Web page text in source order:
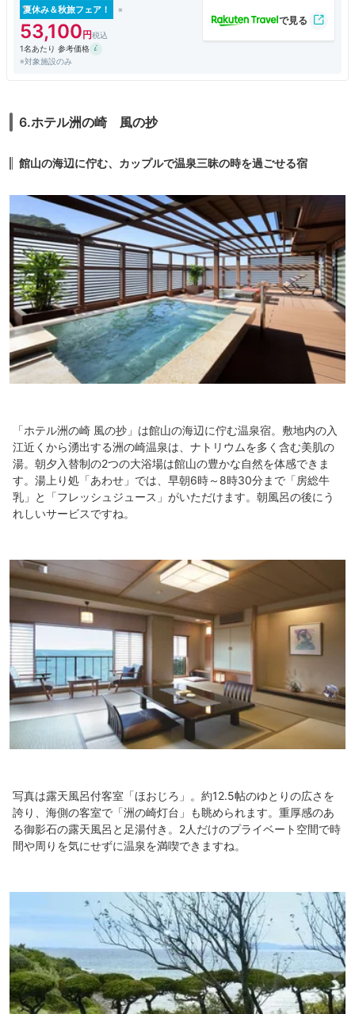
少し構造的に不便はありましたが、居心地がよい部屋です。
少し海は遠いですが、綺麗な景色を見ることができます。
全室露天風呂付きです。当日は悪天候で露天風呂は少ししか入れませんで
したが、THE SPAという大浴場があります。ヌルヌルで茶色が濃いお湯
ールやフードが少し増えます。
す。
夕食は部屋食（一日６組まで）でした。温かいものはその場でソースを
熱々にし注いでくれるので全て美味しくリラックスして頂けました。
朝食はレストランで。パーテーションはありませんが席が離れているので
問題ありません。和食と洋食が選べます。全部おかわりもできますよ。
スタッフのサービス（特に支配人さん）、コロナ予防等、全てに満足し、
是非再訪したいホテルの一つになりました。
夏休み＆秋旅フェア！
53,100
1名あたり 参考価格
※対象施設のみ
6.ホテル洲の崎 風の抄
館山の海辺に佇む、カップルで温泉三昧の時を過ごせる宿
「ホテル洲の崎 風の抄」は館山の海辺に佇む温泉宿。敷地内の入
江近くから湧出する洲の崎温泉は、ナトリウムを多く含む美肌の
湯。朝夕入替制の2つの大浴場は館山の豊かな自然を体感できま
す。湯上り処「あわせ」では、早朝6時～8時30分まで「房総牛
乳」と「フレッシュジュース」がいただけます。朝風呂の後にう
れしいサービスですね。
写真は露天風呂付客室「ほおじろ」。約12.5帖のゆとりの広さを
誇り、海側の客室で「洲の崎灯台」も眺められます。重厚感のあ
る御影石の露天風呂と足湯付き。2人だけのプライベート空間で時
間や周りを気にせずに温泉を満喫できますね。